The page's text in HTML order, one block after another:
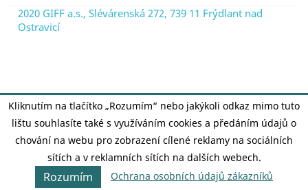
Kliknutím na tlačítko „Rozumím“ nebo jakýkoli odkaz mimo tuto
lištu souhlasíte také s využíváním cookies a předáním údajů o
chování na webu pro zobrazení cílené reklamy na sociálních
sítích a v reklamních sítích na dalších webech.
Rozumím Ochrana osobních údajů zákazníků
2020 GIFF a.s., Slévárenská 272, 739 11 Frýdlant nad
Ostravicí